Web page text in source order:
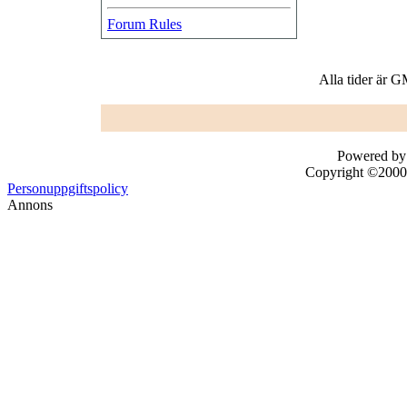
Forum Rules
Alla tider är
Powered
Copyright ©2000
Personuppgiftspolicy
Annons